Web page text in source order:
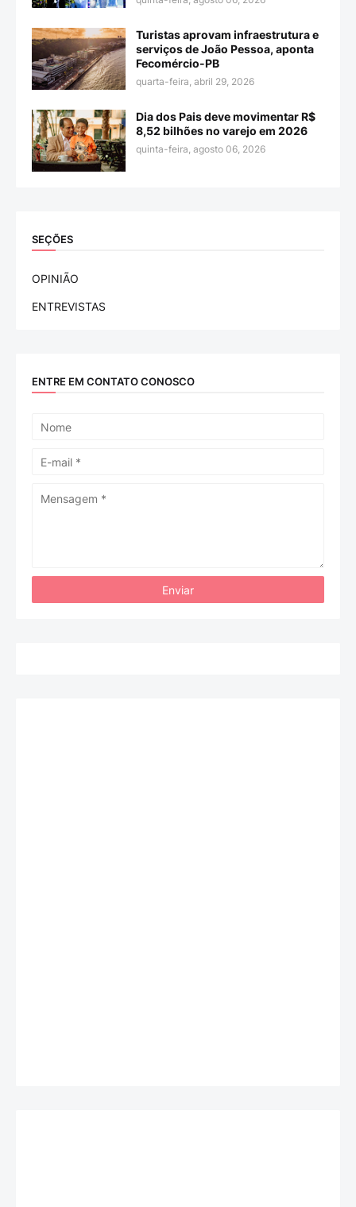
Turistas aprovam infraestrutura e
serviços de João Pessoa, aponta
Fecomércio-PB
quarta-feira, abril 29, 2026
Dia dos Pais deve movimentar R$
8,52 bilhões no varejo em 2026
quinta-feira, agosto 06, 2026
SEÇÕES
OPINIÃO
ENTREVISTAS
ENTRE EM CONTATO CONOSCO